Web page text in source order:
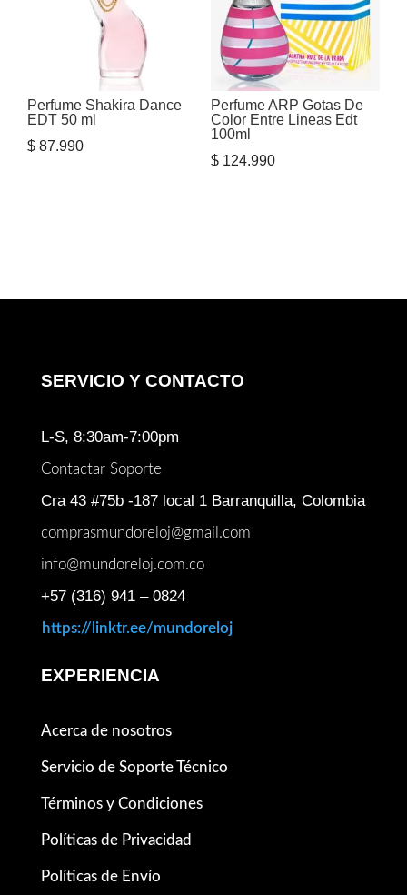
Perfume Shakira Dance
EDT 50 ml
$ 87.990
Perfume ARP Gotas De
Color Entre Lineas Edt
100ml
$124.990
SERVICIO Y CONTACTO
L-S, 8:30am-7:00pm
Contactar Soporte
Cra 43 #75b -187 local 1 Barranquilla, Colombia
comprasmundoreloj@gmail.com
info@mundoreloj.com.co
+57 (316) 941 – 0824
https://linktr.ee/mundoreloj
EXPERIENCIA
Acerca de nosotros
Servicio de Soporte Técnico
Términos y Condiciones
Políticas de Privacidad
Políticas de Envío